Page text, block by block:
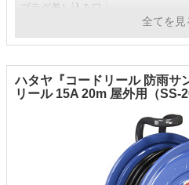
プラグ差し込み口
全てを見
ハタヤ『コードリール 防雨サ
リール 15A 20m 屋外用（SS-